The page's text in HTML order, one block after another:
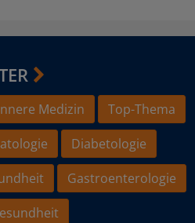
Medizin
Top-Thema
Diabetologie
Gastroenterologie